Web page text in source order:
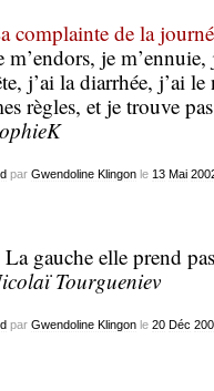
complainte de la
m’endors, je
j’ai la diarrhée, j’ai
règles, et je trouve
par Gwendoline Klingonle 13 Mai
gauche elle prend
Tourgueniev
par Gwendoline Klingonle 20 Déc